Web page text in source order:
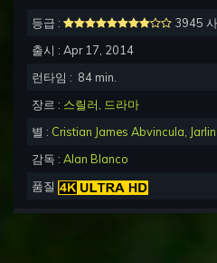
등급 :
3945
출시 : Apr 17, 2014
런타임 : 84min.
장르 : 스릴러
드라마
별 : Cristian James Abvincula
감독 : Alan Blanco
품질